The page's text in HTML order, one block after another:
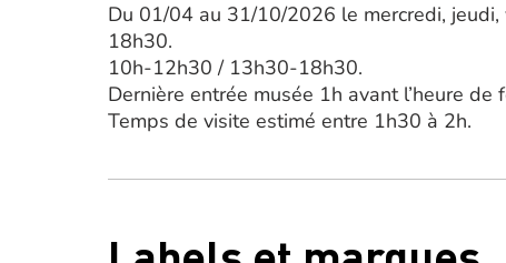
Du 01/04 au 31/10/2026 le mercredi,
18h30.
10h-12h30 / 13h30-18h30.
Dernière entrée musée 1h avant l’heure de
Temps de visite estimé entre 1h30 à 2h.